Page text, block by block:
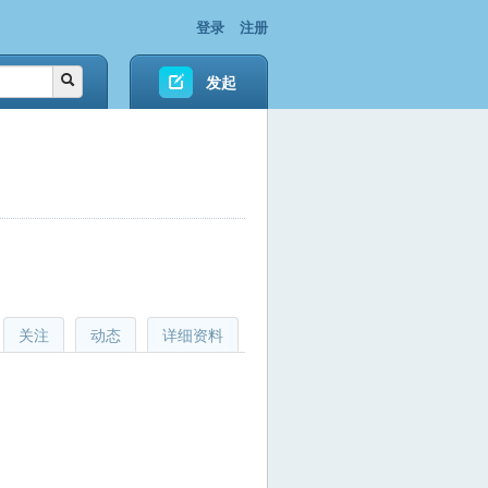
登录 注册
发起
详细资料
动态
关注